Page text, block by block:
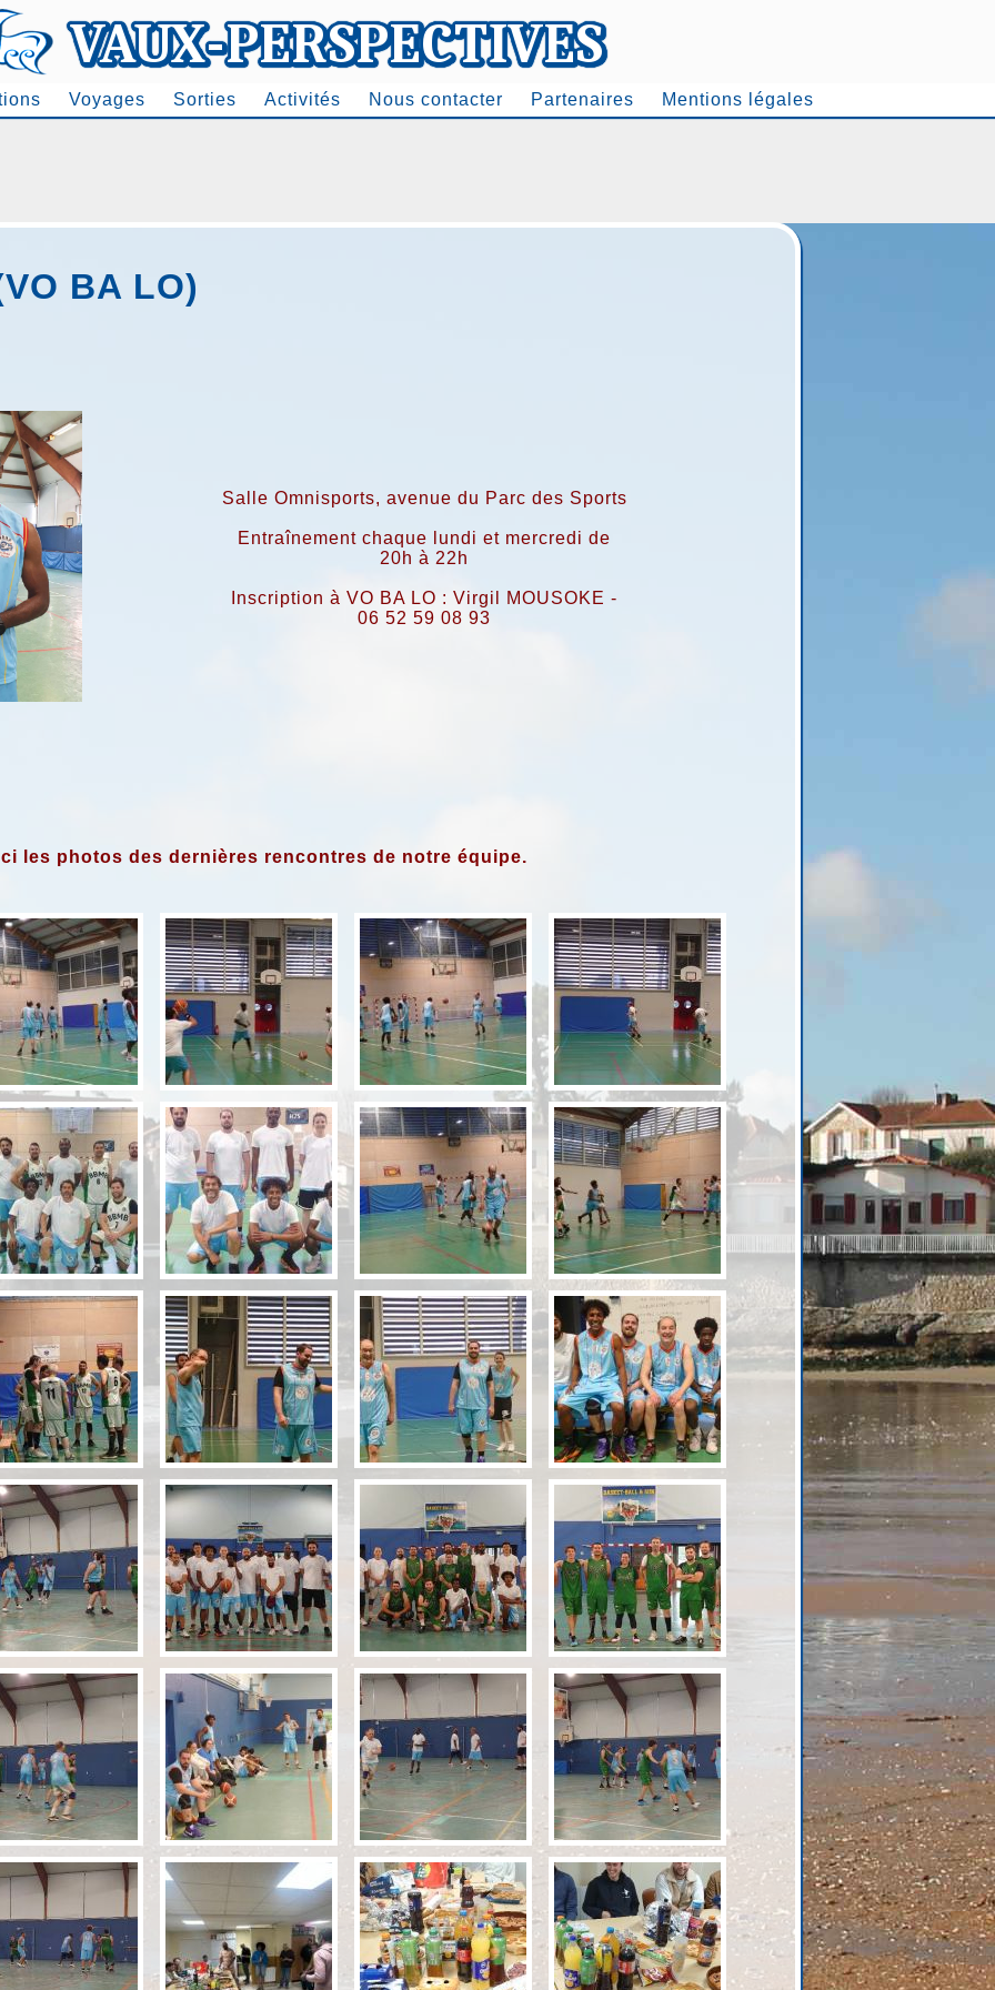
Voyages Sorties Activités Nous contacter Partenaires Mentions légales
BA LO)
Salle Omnisports, avenue du Parc des Sports
Entraînement chaque lundi et mercredi de
20h à 22h
Inscription à VO BA LO : Virgil MOUSOKE -
06 52 59 08 93
les photos des dernières rencontres de notre équipe.